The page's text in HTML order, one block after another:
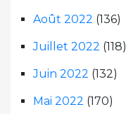
Août 2022 (136)
Juillet 2022 (118)
Juin 2022 (132)
Mai 2022 (170)